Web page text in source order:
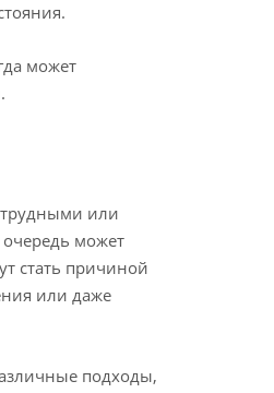
может
трудными или
может
стать причиной
или даже
подходы,